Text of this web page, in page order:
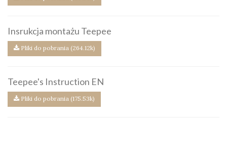
Insrukcja montażu Teepee
Pliki do pobrania (264.12k)
Teepee's Instruction EN
Pliki do pobrania (175.53k)